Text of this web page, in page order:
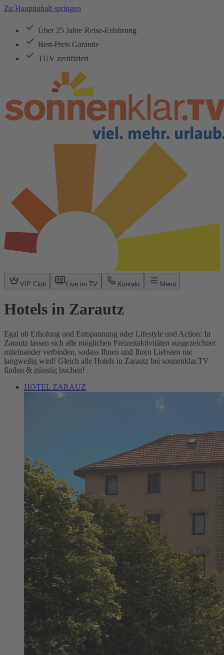
Zu Hauptinhalt springen
Über 25 Jahre Reise-Erfahrung
Best-Preis Garantie
TÜV zertifiziert
VIP Club Live im TV Kontakt Menü
Hotels in Zarautz
Egal ob Erholung und Entspannung oder Lifestyle und Action: In
Zarautz lassen sich alle möglichen Freizeitaktivitäten ausgezeichnet
miteinander verbinden, sodass Ihnen und Ihren Liebsten nie
langweilig wird! Gleich alle Hotels in Zarautz bei sonnenklar.TV
finden & günstig buchen!
HOTEL ZARAUZ